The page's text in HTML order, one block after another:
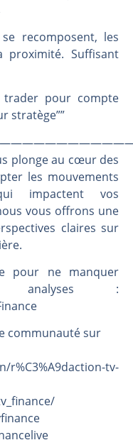
Pourquoi le monde entier vacille en même temps cette semaine ? | par Louis-Antoine Michelet
recomposent, les
Suffisant
trader pour compte
stratège””
plonge au cœur des
les mouvements
impactent vos
vous offrons une
claires sur
pour ne manquer
:
communauté sur
tv-